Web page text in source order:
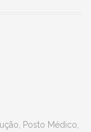
Posto Médico,